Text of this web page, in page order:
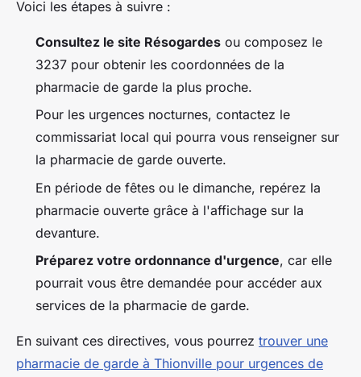
Voici les étapes à suivre :
Consultez le site Résogardes ou composez le
3237 pour obtenir les coordonnées de la
pharmacie de garde la plus proche.
Pour les urgences nocturnes, contactez le
commissariat local qui pourra vous renseigner sur
la pharmacie de garde ouverte.
En période de fêtes ou le dimanche, repérez la
pharmacie ouverte grâce à l'affichage sur la
devanture.
Préparez votre ordonnance d'urgence, car elle
pourrait vous être demandée pour accéder aux
services de la pharmacie de garde.
En suivant ces directives, vous pourrez trouver une
pharmacie de garde à Thionville pour urgences de